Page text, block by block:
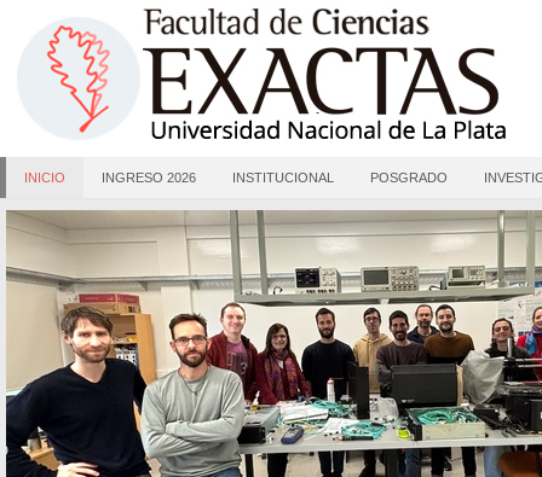
INICIO INGRESO 2026 INSTITUCIONAL POSGRADO